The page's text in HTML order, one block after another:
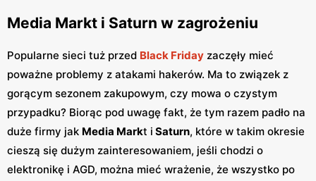
Media Markt i Saturn w zagrożeniu
Popularne sieci tuż przed Black Friday zaczęły mieć
poważne problemy z atakami hakerów. Ma to związek z
gorącym sezonem zakupowym, czy mowa o czystym
przypadku? Biorąc pod uwagę fakt, że tym razem padło na
duże firmy jak Media Markt i Saturn, które w takim okresie
cieszą się dużym zainteresowaniem, jeśli chodzi o
elektronikę i AGD, można mieć wrażenie, że wszystko po